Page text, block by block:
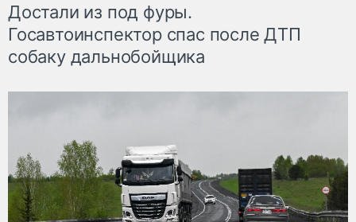
Достали из под фуры.
Госавтоинспектор спас после ДТП
собаку дальнобойщика